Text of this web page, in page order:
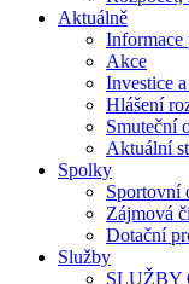
Aktuálně
Informace
Akce
Investice
Hlášení
Smuteční
Aktuální
Spolky
Sportovní
Zájmová
Dotační
Služby
SLUŽBY